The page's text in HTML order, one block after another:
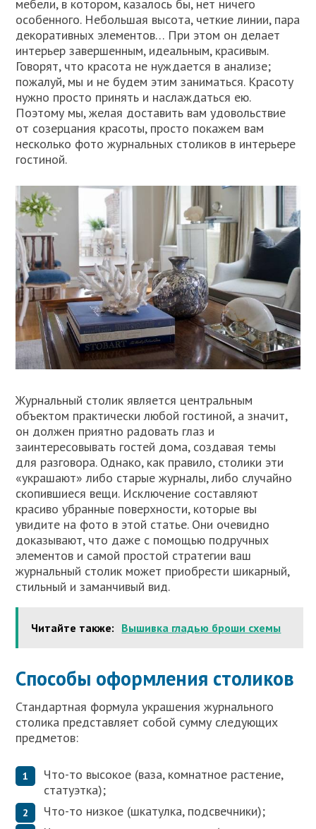
мебели, в котором, казалось бы, нет ничего
особенного. Небольшая высота, четкие линии, пара
декоративных элементов… При этом он делает
интерьер завершенным, идеальным, красивым.
Говорят, что красота не нуждается в анализе;
пожалуй, мы и не будем этим заниматься. Красоту
нужно просто принять и наслаждаться ею.
Поэтому мы, желая доставить вам удовольствие
от созерцания красоты, просто покажем вам
несколько фото журнальных столиков в интерьере
гостиной.
Журнальный столик является центральным
объектом практически любой гостиной, а значит,
он должен приятно радовать глаз и
заинтересовывать гостей дома, создавая темы
для разговора. Однако, как правило, столики эти
«украшают» либо старые журналы, либо случайно
скопившиеся вещи. Исключение составляют
красиво убранные поверхности, которые вы
увидите на фото в этой статье. Они очевидно
доказывают, что даже с помощью подручных
элементов и самой простой стратегии ваш
журнальный столик может приобрести шикарный,
стильный и заманчивый вид.
Читайте также: Вышивка гладью броши схемы
Способы оформления столиков
Стандартная формула украшения журнального
столика представляет собой сумму следующих
предметов:
Что-то высокое (ваза, комнатное растение,
статуэтка);
Что-то низкое (шкатулка, подсвечники);